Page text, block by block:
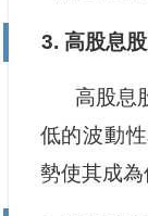
3. 高股息
高股息
低的波動
勢使其成為